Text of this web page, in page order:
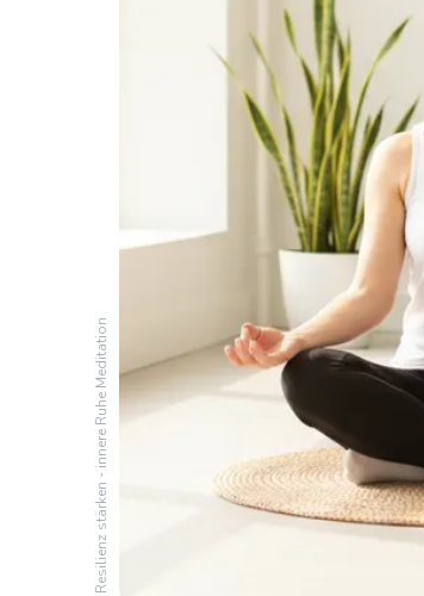
Resilienz stärken - innere Ruhe Meditation